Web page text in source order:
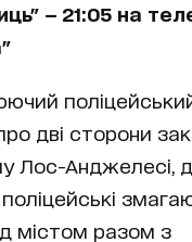
— 21:05 на
дві сторони
Лос-Анджелесі,
містом разом з